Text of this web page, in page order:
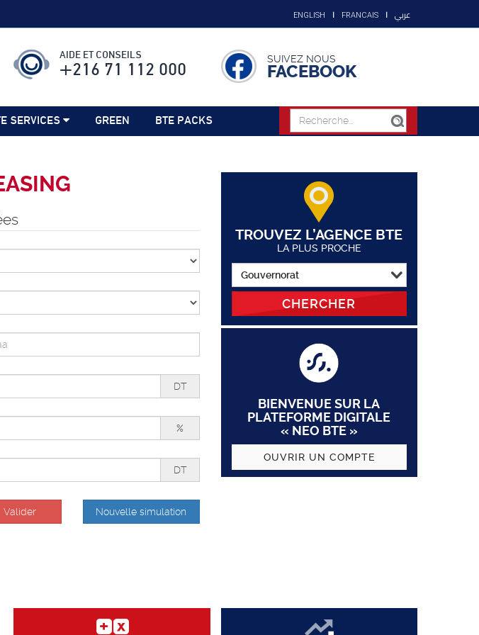
ENGLISH FRANCAIS عربي
AIDE ET CONSEILS
+216 71 112 000
SUIVEZ NOUS
FACEBOOK
SERVICES GREEN BTE PACKS
DT
%
DT
TROUVEZ L’AGENCE BTE
LA PLUS PROCHE
CHERCHER
BIENVENUE SUR LA
PLATEFORME DIGITALE
« NEO BTE »
OUVRIR UN COMPTE